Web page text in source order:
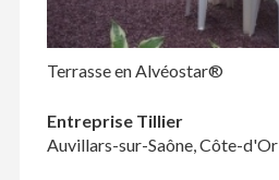
Terrasse en Alvéostar®
Entreprise Tillier
Auvillars-sur-Saône, Côte-d'Or